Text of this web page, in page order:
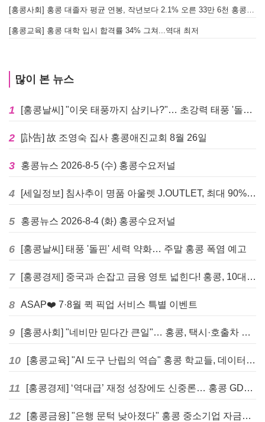
[홍콩사회] 홍콩 대졸자 평균 연봉, 작년보다 2.1% 오른 33만 6천 홍콩달러 기록
[홍콩교육] 홍콩 대학 입시 합격률 34% 그쳐...역대 최저
많이 본 뉴스
1 [홍콩날씨] "이웃 태풍까지 삼키나?"… 초강력 태풍 '돌핀' 세력 재확장
2 [訃告] 故 조영숙 집사 홍콩애진교회 8월 26일
3 홍콩뉴스 2026-8-5 (수) 홍콩수요저널
4 [세일정보] 침사추이 명품 아울렛 J.OUTLET, 최대 90% 빅 세일 진행
5 홍콩뉴스 2026-8-4 (화) 홍콩수요저널
6 [홍콩날씨] 태풍 '돌핀' 세력 약화… 주말 홍콩 폭염 예고
7 [홍콩경제] 중국과 손잡고 금융 영토 넓힌다! 홍콩, 10대 신규 정책 발표
8 ASAP❤️ 7·8월 퀵 픽업 서비스 특별 이벤트
9 [홍콩사회] "네비만 믿다간 큰일"… 홍콩, 택시·호출차 통합 시험 도입하며 규제 본격화
10 [홍콩교육] "AI 도구 난립의 역습" 홍콩 학교들, 데이터 고립에 교육 효과 평가 비상
11 [홍콩경제] ‘역대급’ 재정 성장에도 신중론… 홍콩 GDP 전망 상향 속 “지정학적 리스크 경계”
12 [홍콩금융] "은행 문턱 낮아졌다" 홍콩 중소기업 자금줄 숨통 트이나… HKMA "2분기 신용 조건 안정적"